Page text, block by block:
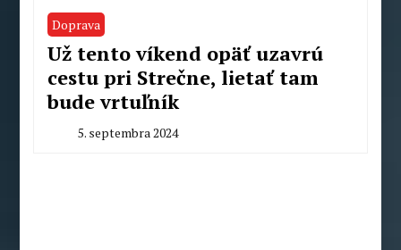
Doprava
Už tento víkend opäť uzavrú
cestu pri Strečne, lietať tam
bude vrtuľník
5. septembra 2024